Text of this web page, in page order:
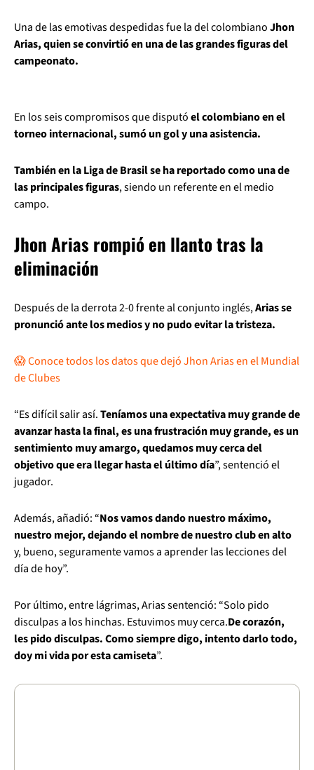
Una de las emotivas despedidas fue la del colombianoJhon
Arias, quien se convirtió en una de las grandes figuras del
campeonato.
En los seis compromisos que disputóel colombiano en el
torneo internacional, sumó un gol y una asistencia.
También en la Liga de Brasil se ha reportado como una de
las principales figuras, siendo un referente en el medio
campo.
Jhon Arias rompió en llanto tras la
eliminación
Después de la derrota 2-0 frente al conjunto inglés,Arias se
pronunció ante los medios y no pudo evitar la tristeza.
😱 Conoce todos los datos que dejó Jhon Arias en el Mundial
de Clubes
“Es difícil salir así.Teníamos una expectativa muy grande de
avanzar hasta la final, es una frustración muy grande, es un
sentimiento muy amargo, quedamos muy cerca del
objetivo que era llegar hasta el último día”, sentenció el
jugador.
Además, añadió: “Nos vamos dando nuestro máximo,
nuestro mejor, dejando el nombre de nuestro club en alto
y, bueno, seguramente vamos a aprender las lecciones del
día de hoy”.
Por último, entre lágrimas, Arias sentenció: “Solo pido
disculpas a los hinchas. Estuvimos muy cerca.De corazón,
les pido disculpas. Como siempre digo, intento darlo todo,
doy mi vida por esta camiseta”.